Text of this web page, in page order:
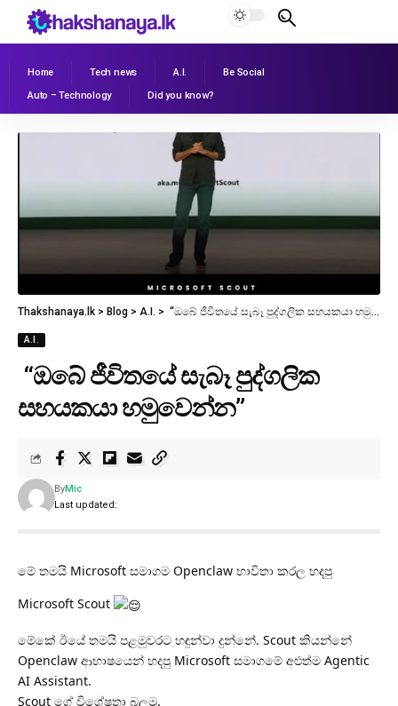
Home Tech news A.I.
Be Social
Auto – Technology
Did you know?
Thakshanaya.lk > Blog > A.I. > “ඔබේ ජීවිතයේ සැබෑ පුද්ගලික සහයකයා හමුවෙන්න”
A.I.
“ඔබේ ජීවිතයේ සැබෑ පුද්ගලික
සහයකයා හමුවෙන්න”
Last updated:
ByMic
මේ තමයි Microsoft සමාගම Openclaw භාවිතා කරල හදපු
Microsoft Scout
මේකේ ඊයේ තමයි පළමුවරට හඳුන්වා දුන්නේ. Scout කියන්නේ
Openclaw ආභාෂයෙන් හදපු Microsoft සමාගමේ අළුත්ම Agentic
AI Assistant.
Scout ගේ විශේෂතා බලමු.